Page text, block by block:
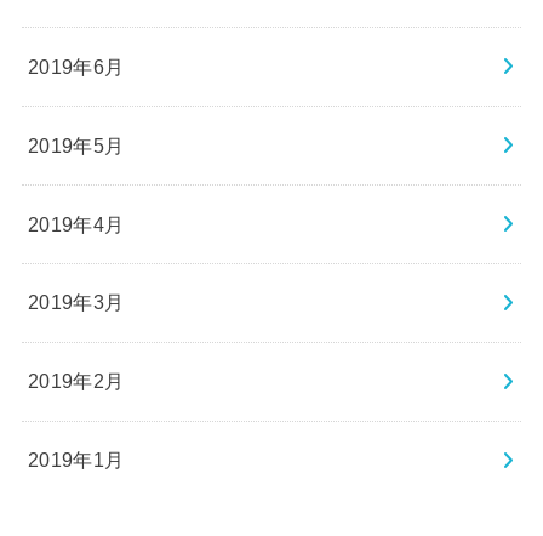
2019年6月
2019年5月
2019年4月
2019年3月
2019年2月
2019年1月